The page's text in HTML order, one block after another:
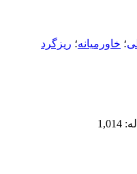
؛ خاورمیانه؛ ریزگرد